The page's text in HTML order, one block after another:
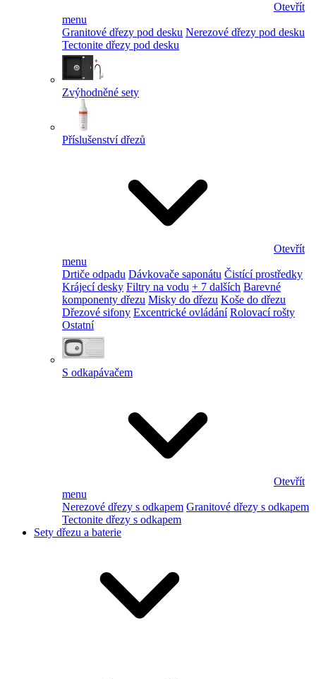
Otevřít
menu
Granitové dřezy pod desku Nerezové dřezy pod desku
Tectonite dřezy pod desku
Zvýhodněné sety
Příslušenství dřezů
Otevřít
menu
Drtiče odpadu Dávkovače saponátu Čistící prostředky
Krájecí desky Filtry na vodu + 7 dalších Barevné
komponenty dřezu Misky do dřezu Koše do dřezu
Dřezové sifony Excentrické ovládání Rolovací rošty
Ostatní
S odkapávačem
Otevřít
menu
Nerezové dřezy s odkapem Granitové dřezy s odkapem
Tectonite dřezy s odkapem
Sety dřezu a baterie